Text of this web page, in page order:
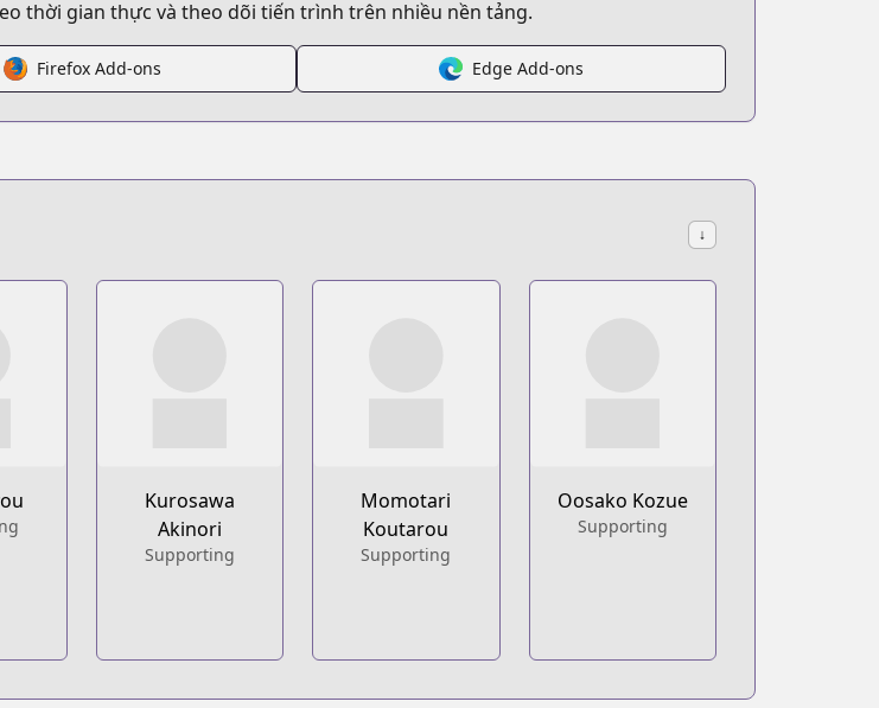
thời gian thực và theo dõi tiến trình trên nhiều nền tảng.
Firefox Add-ons Edge Add-ons
↓
Kurosawa
Akinori
Supporting
Momotari
Koutarou
Supporting
Oosako Kozue
Supporting